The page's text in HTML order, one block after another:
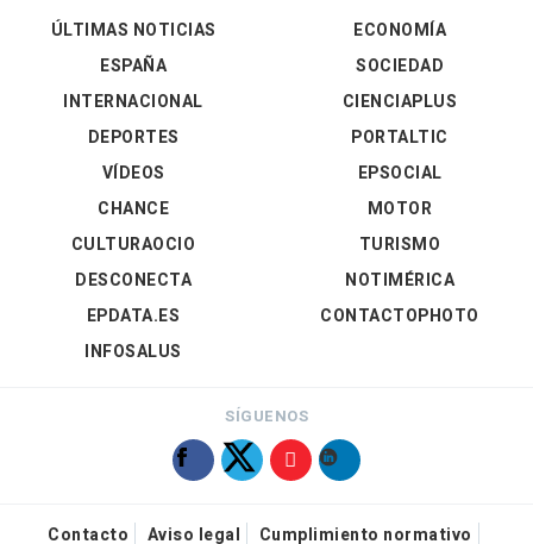
ÚLTIMAS NOTICIAS
ESPAÑA
INTERNACIONAL
DEPORTES
VÍDEOS
ECONOMÍA
SOCIEDAD
CIENCIAPLUS
PORTALTIC
EPSOCIAL
CHANCE
CULTURAOCIO
DESCONECTA
EPDATA.ES
INFOSALUS
MOTOR
TURISMO
NOTIMÉRICA
CONTACTOPHOTO
SÍGUENOS
Contacto Aviso legal Cumplimiento normativo